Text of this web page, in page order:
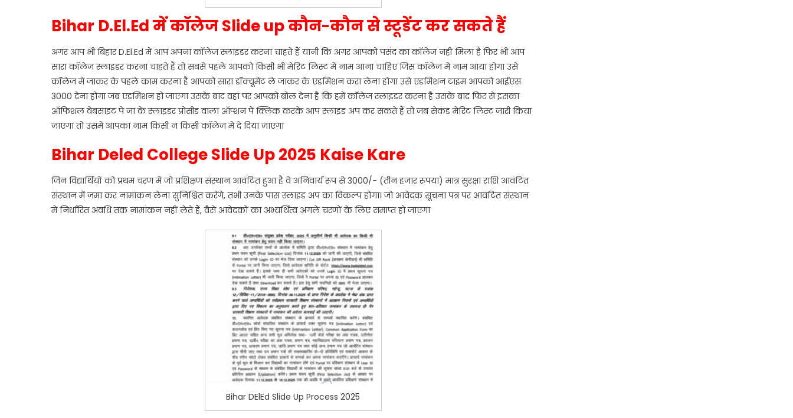
Bihar D.El.Ed में कॉलेज Slide up कौन-कौन से स्टूडेंट कर सकते हैं
अगर आप भी बिहार D.El.Ed में आप अपना कॉलेज स्लाइडर करना चाहते हैं यानी कि अगर आपको पसंद का कॉलेज नहीं मिला है फिर भी आप
सारा कॉलेज स्लाइडर करना चाहते हैं तो सबसे पहले आपको किसी भी मेरिट लिस्ट में नाम आना चाहिए जिस कॉलेज में नाम आया होगा उसे
कॉलेज में जाकर के पहले काम करना है आपको सारा डॉक्यूमेंट ले जाकर के एडमिशन करा लेना होगा उसे एडमिशन टाइम आपको आईएस
3000 देना होगा जब एडमिशन हो जाएगा उसके बाद वहां पर आपको बोल देना है कि हमें कॉलेज स्लाइडर करना है उसके बाद फिर से इसका
ऑफिशल वेबसाइट पे जा के स्लाइडर प्रोसीड वाला ऑप्शन पे क्लिक करके आप स्लाइड अप कर सकते हैं तो जब सेकंड मेरिट लिस्ट जारी किया
जाएगा तो उसमें आपका नाम किसी न किसी कॉलेज में दे दिया जाएगा
Bihar Deled College Slide Up 2025 Kaise Kare
जिन विद्यार्थियों को प्रथम चरण में जो प्रशिक्षण संस्थान आवंटित हुआ है वे अनिवार्य रूप से 3000/- (तीन हजार रूपया) मात्र सुरक्षा राशि आवंटित
संस्थान में जमा कर नामांकन लेना सुनिश्चित करेंगे, तभी उनके पास स्लाइड अप का विकल्प होगा। जो आवेदक सूचना पत्र पर आवंटित संस्थान
में निर्धारित अवधि तक नामांकन नहीं लेते हैं, वैसे आवेदकों का अभ्यर्थित्व अगले चरणों के लिए समाप्त हो जाएगा
Bihar DElEd Slide Up Process 2025